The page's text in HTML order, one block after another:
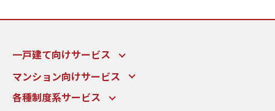
一戸建て向けサービス
マンション向けサービス
各種制度系サービス